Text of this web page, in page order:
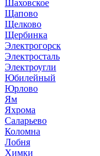
Шаховское
Щапово
Щелково
Щербинка
Электрогорск
Электросталь
Электроугли
Юбилейный
Юрлово
Ям
Яхрома
Саларьево
Коломна
Лобня
Химки